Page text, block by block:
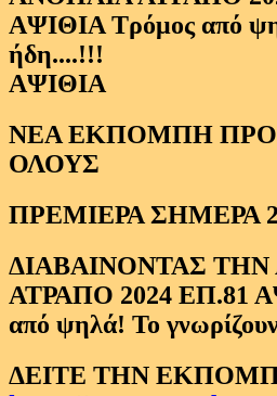
ΑΨΙΘΙΑ
ΝΕΑ ΕΚΠΟΜΠΗ
ΟΛΟΥΣ
ΠΡΕΜΙΕΡΑ ΣΗΜΕΡΑ
ΔΙΑΒΑΙΝΟΝΤΑΣ
ΑΤΡΑΠΟ 2024 ΕΠ.81
από ψηλά! Το
ΔΕΙΤΕ ΤΗΝ